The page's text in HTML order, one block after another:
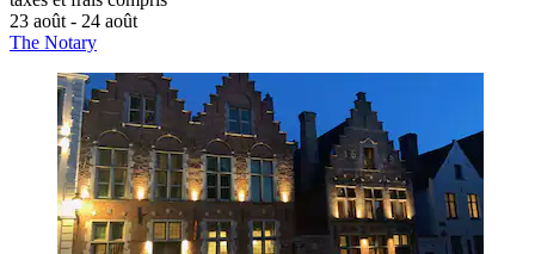
23 août - 24 août
The Notary